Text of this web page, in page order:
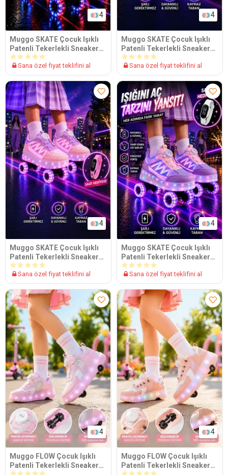
4
Muggo SKATE Çocuk Işıklı
Patenli Tekerlekli Sneaker
Spor Ayakkabı
Sana özel fiyat teklifini al
4
Muggo SKATE Çocuk Işıklı
Patenli Tekerlekli Sneaker
Spor Ayakkabı
Sana özel fiyat teklifini al
4
Muggo SKATE Çocuk Işıklı
Patenli Tekerlekli Sneaker
Spor Ayakkabı
Sana özel fiyat teklifini al
4
Muggo SKATE Çocuk Işıklı
Patenli Tekerlekli Sneaker
Spor Ayakkabı
Sana özel fiyat teklifini al
4
Muggo FLOW Çocuk Işıklı
Patenli Tekerlekli Sneaker
4
Muggo FLOW Çocuk Işıklı
Patenli Tekerlekli Sneaker